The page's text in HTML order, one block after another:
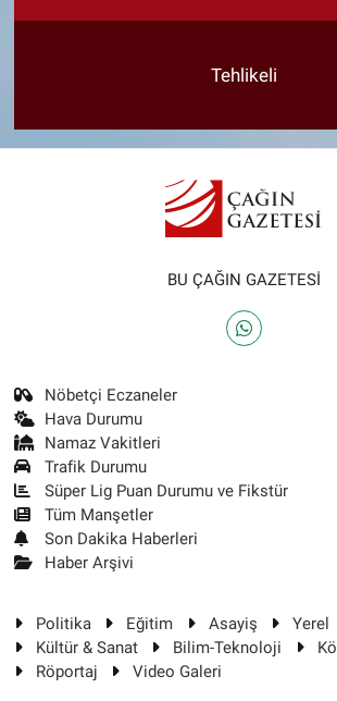
Tehlikeli
BU ÇAĞIN GAZETESİ
Nöbetçi Eczaneler
Hava Durumu
Namaz Vakitleri
Trafik Durumu
Süper Lig Puan Durumu ve Fikstür
Tüm Manşetler
Son Dakika Haberleri
Haber Arşivi
Politika Eğitim Asayiş Yerel
Kültür & Sanat
Bilim-Teknoloji
Röportaj
Video Galeri